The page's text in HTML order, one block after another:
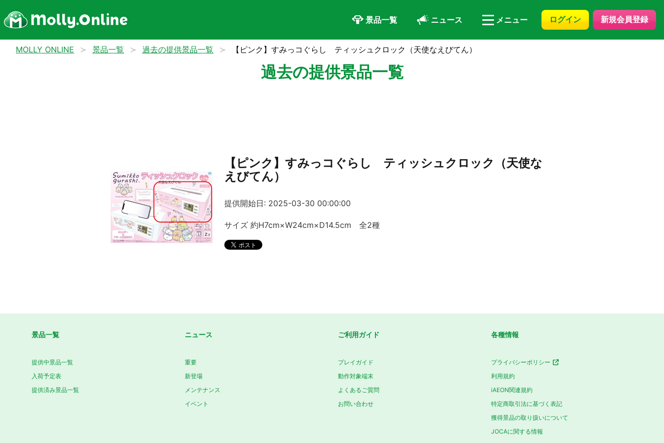
景品一覧 ニュース メニュー ログイン 新規会員登録
MOLLY ONLINE 景品一覧 過去の提供景品一覧 【ピンク】すみっコぐらし ティッシュクロック（天使なえびてん）
過去の提供景品一覧
【ピンク】すみっコぐらし ティッシュクロック（天使な
えびてん）
提供開始日: 2025-03-30 00:00:00
サイズ 約H7cm×W24cm×D14.5cm 全2種
景品一覧
提供中景品一覧
入荷予定表
提供済み景品一覧
ニュース
重要
新登場
メンテナンス
イベント
ご利用ガイド
プレイガイド
動作対象端末
よくあるご質問
お問い合わせ
各種情報
プライバシーポリシー
利用規約
iAEON関連規約
特定商取引法に基づく表記
獲得景品の取り扱いについて
JOCAに関する情報